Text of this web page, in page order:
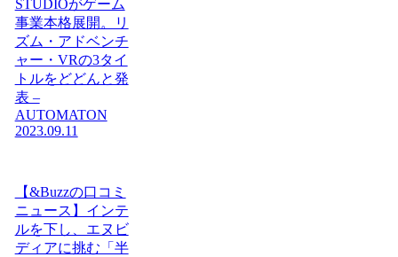
STUDIOがゲーム
事業本格展開。リ
ズム・アドベンチ
ャー・VRの3タイ
トルをどどんと発
表 –
AUTOMATON
2023.09.11
【&Buzzの口コミ
ニュース】インテ
ルを下し、エヌビ
ディアに挑む「半